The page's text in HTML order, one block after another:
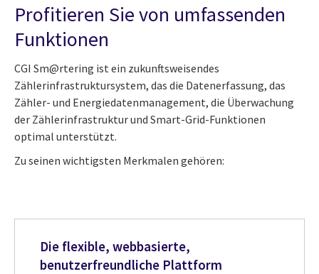
Profitieren Sie von umfassenden
Funktionen
CGI Sm@rtering ist ein zukunftsweisendes
Zählerinfrastruktursystem, das die Datenerfassung, das
Zähler- und Energiedatenmanagement, die Überwachung
der Zählerinfrastruktur und Smart-Grid-Funktionen
optimal unterstützt.
Zu seinen wichtigsten Merkmalen gehören:
Die flexible, webbasierte,
benutzerfreundliche Plattform